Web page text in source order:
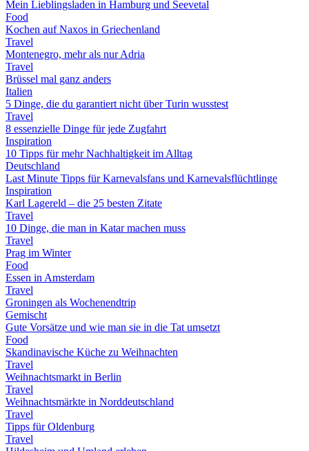
Mein Lieblingsladen in Hamburg und Seevetal
Food
Kochen auf Naxos in Griechenland
Travel
Montenegro, mehr als nur Adria
Travel
Brüssel mal ganz anders
Italien
5 Dinge, die du garantiert nicht über Turin wusstest
Travel
8 essenzielle Dinge für jede Zugfahrt
Inspiration
10 Tipps für mehr Nachhaltigkeit im Alltag
Deutschland
Last Minute Tipps für Karnevalsfans und Karnevalsflüchtlinge
Inspiration
Karl Lagereld – die 25 besten Zitate
Travel
10 Dinge, die man in Katar machen muss
Travel
Prag im Winter
Food
Essen in Amsterdam
Travel
Groningen als Wochenendtrip
Gemischt
Gute Vorsätze und wie man sie in die Tat umsetzt
Food
Skandinavische Küche zu Weihnachten
Travel
Weihnachtsmarkt in Berlin
Travel
Weihnachtsmärkte in Norddeutschland
Travel
Tipps für Oldenburg
Travel